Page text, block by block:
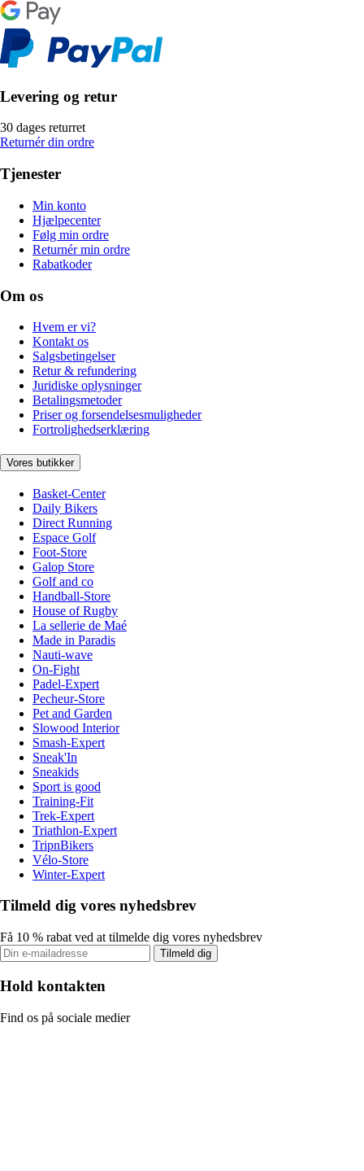
Levering og retur
30 dages returret
Returnér din ordre
Tjenester
Min konto
Hjælpecenter
Følg min ordre
Returnér min ordre
Rabatkoder
Om os
Hvem er vi?
Kontakt os
Salgsbetingelser
Retur & refundering
Juridiske oplysninger
Betalingsmetoder
Priser og forsendelsesmuligheder
Fortrolighedserklæring
Vores butikker
Basket-Center
Daily Bikers
Direct Running
Espace Golf
Foot-Store
Galop Store
Golf and co
Handball-Store
House of Rugby
La sellerie de Maé
Made in Paradis
Nauti-wave
On-Fight
Padel-Expert
Pecheur-Store
Pet and Garden
Slowood Interior
Smash-Expert
Sneak'In
Sneakids
Sport is good
Training-Fit
Trek-Expert
Triathlon-Expert
TripnBikers
Vélo-Store
Winter-Expert
Tilmeld dig vores nyhedsbrev
Få 10 % rabat ved at tilmelde dig vores nyhedsbrev
Tilmeld dig
Hold kontakten
Find os på sociale medier